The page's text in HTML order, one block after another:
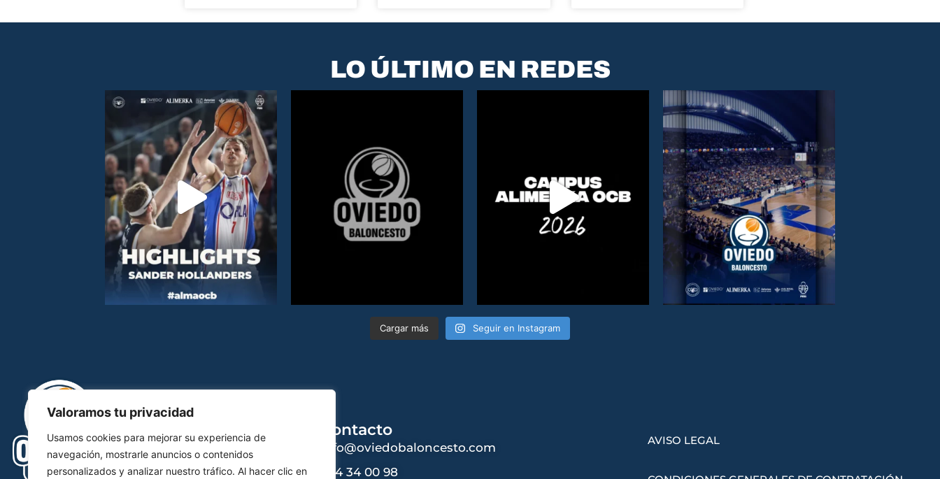
Valoramos tu privacidad
Usamos cookies para mejorar su experiencia de
navegación, mostrarle anuncios o contenidos
personalizados y analizar nuestro tráfico. Al hacer clic en
LO ÚLTIMO EN REDES
Cargar más Seguir en Instagram
Contacto
info@oviedobaloncesto.com
984 34 00 98
AVISO LEGAL